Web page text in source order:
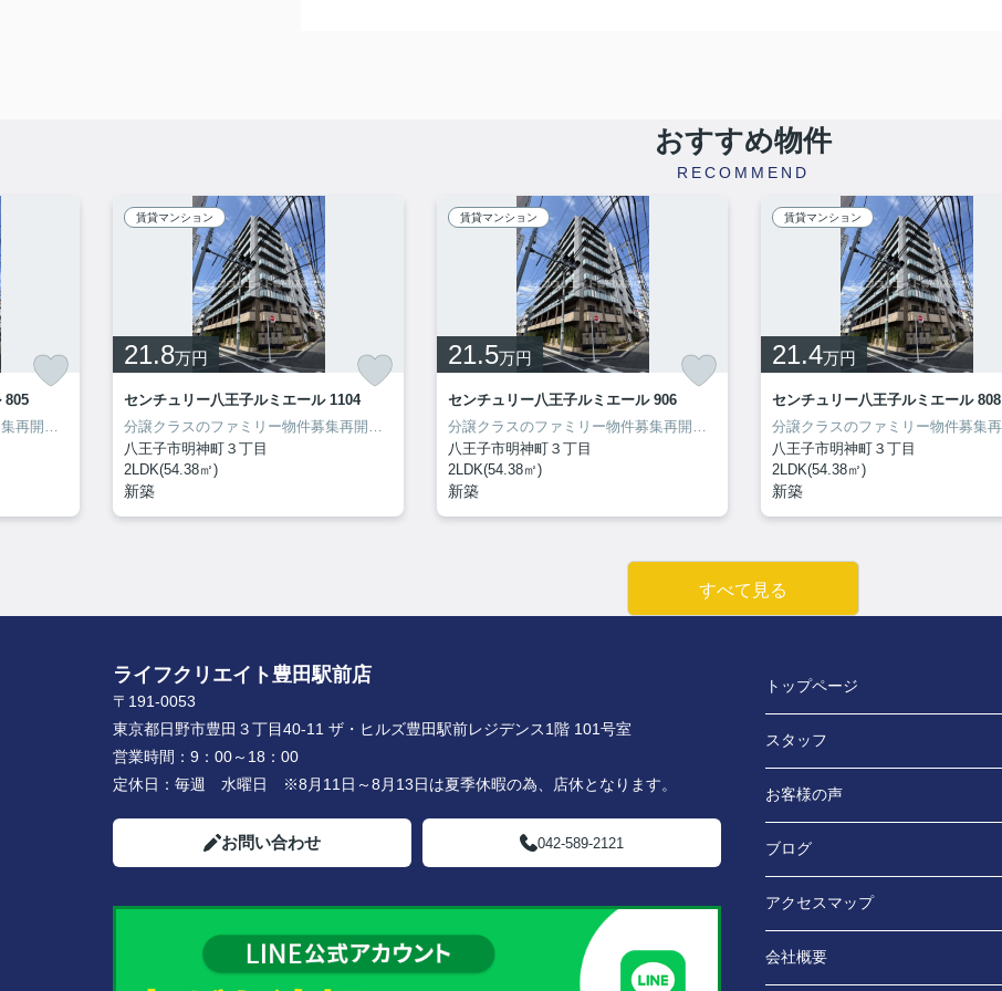
おすすめ物件
RECOMMEND
805
分譲クラスのファミリー物件募集再開致しました！内見出来ます！
賃貸マンション
21.8万円
センチュリー八王子ルミエール 1104
分譲クラスのファミリー物件募集再開致しました！内見出来ます！
八王子市明神町３丁目
2LDK(54.38㎡)
新築
賃貸マンション
21.5万円
センチュリー八王子ルミエール 906
分譲クラスのファミリー物件募集再開致しました！内見出来ます！
八王子市明神町３丁目
2LDK(54.38㎡)
新築
賃貸マンション
21.4万円
センチュリー八王子ルミエール 808
八王子市明神町３丁目
2LDK(54.38㎡)
新築
すべて見る
ライフクリエイト豊田駅前店
〒191-0053
東京都日野市豊田３丁目40-11 ザ・ヒルズ豊田駅前レジデンス1階 101号室
営業時間： 9：00～18：00
定休日： 毎週 水曜日 ※8月11日～8月13日は夏季休暇の為、店休となります。
お問い合わせ 042-589-2121
トップページ
スタッフ
お客様の声
ブログ
アクセスマップ
会社概要